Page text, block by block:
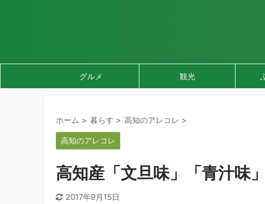
グルメ 観光
ホーム > 暮らす > 高知のアレコレ >
高知のアレコレ
高知産「文旦味」「青汁味
2017年9月15日